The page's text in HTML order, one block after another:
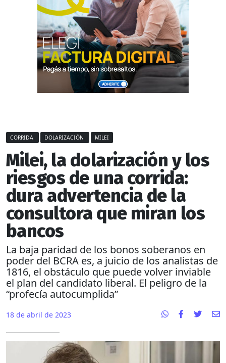
CORRIDA DOLARIZACIÓN MILEI
Milei, la dolarización y los
riesgos de una corrida:
dura advertencia de la
consultora que miran los
bancos
La baja paridad de los bonos soberanos en
poder del BCRA es, a juicio de los analistas de
1816, el obstáculo que puede volver inviable
el plan del candidato liberal. El peligro de la
“profecía autocumplida”
18 de abril de 2023